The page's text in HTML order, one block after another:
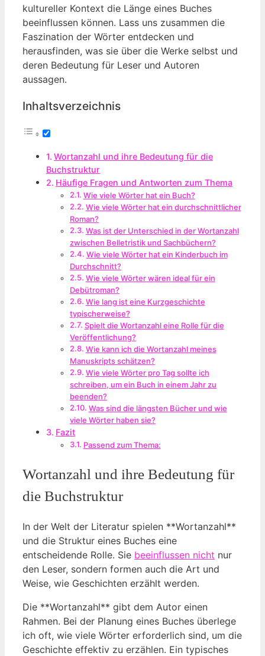
kultureller Kontext die Länge eines Buches
beeinflussen können. Lass uns zusammen die
Faszination der Wörter entdecken und
herausfinden, was sie über die Werke selbst und
deren Bedeutung für Leser und Autoren
aussagen.
Inhaltsverzeichnis
Wortanzahl und ihre Bedeutung für die
Buchstruktur
Häufige Fragen und Antworten zum Thema
Wie viele Wörter hat ein Buch?
Wie viele Wörter hat ein durchschnittlicher
Roman?
Was ist der Unterschied in der Wortanzahl
zwischen Belletristik und Sachbüchern?
Wie viele Wörter hat ein Kinderbuch im
Durchschnitt?
Wie viele Wörter wären ideal für ein
Debütroman?
Wie lang ist eine Kurzgeschichte
typischerweise?
Spielt die Wortanzahl eine Rolle für die
Veröffentlichung?
Wie kann ich die Wortanzahl meines
Manuskripts schätzen?
Wie viele Wörter pro Tag sollte ich
schreiben, um ein Buch in einem Jahr zu
beenden?
Was sind die längsten Bücher und wie
viele Wörter haben sie?
Fazit
Passend zum Thema:
Wortanzahl und ihre Bedeutung für
die Buchstruktur
In der Welt der Literatur spielen **Wortanzahl**
und die Struktur eines Buches eine
entscheidende Rolle. Sie beeinflussen nicht nur
den Leser, sondern formen auch die Art und
Weise, wie Geschichten erzählt werden.
Die **Wortanzahl** gibt dem Autor einen
Rahmen. Bei der Planung eines Buches überlege
ich oft, wie viele Wörter erforderlich sind, um die
Geschichte effektiv zu erzählen. Ein typisches